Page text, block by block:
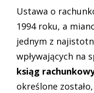
Ustawa o
1994 roku, a
jednym z
wpływających na
ksiąg
określone